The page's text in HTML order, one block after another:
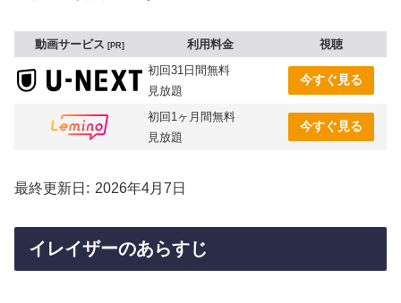
動画サービス PR 利用料金
視聴
初回31日間無料
見放題
今すぐ見る
初回1ヶ月間無料
見放題
今すぐ見る
最終更新日 2026年4月7日
イレイザーのあらすじ